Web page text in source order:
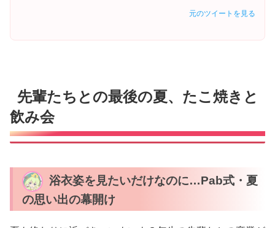
元のツイートを見る
先輩たちとの最後の夏、たこ焼きと
飲み会
浴衣姿を見たいだけなのに…Pab式・夏
の思い出の幕開け